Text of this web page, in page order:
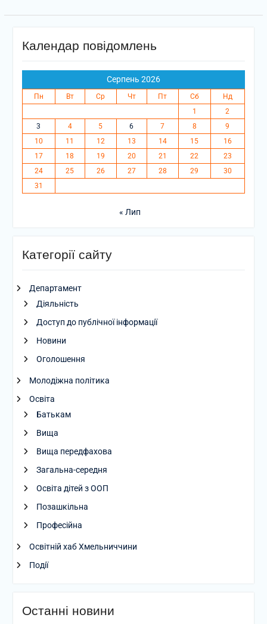
Календар повідомлень
Серпень 2026
Пн Вт Ср Чт Пт Сб
Нд
1
2
3
4 5 6 7 8
9
10
11 12 13 14 15
16
17
18 19 20 21 22
23
24
25 26 27 28 29
30
31
« Лип
Категорії сайту
Департамент
Діяльність
Доступ до публічної інформації
Новини
Оголошення
Молодіжна політика
Освіта
Батькам
Вища
Вища передфахова
Загальна-середня
Освіта дітей з ООП
Позашкільна
Професійна
Освітній хаб Хмельниччини
Події
Останні новини